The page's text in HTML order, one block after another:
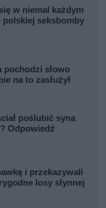
w niemal każdym
seksbomby
pochodzi słowo
na to zasłużył
poślubić syna
Odpowiedź
i przekazywali
losy słynnej